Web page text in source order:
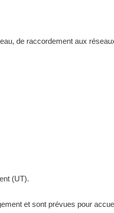
de raccordement aux
(UT).
et sont prévues pour